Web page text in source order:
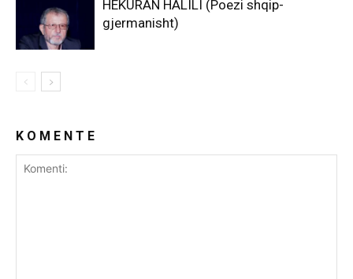
HEKURAN HALILI (Poezi shqip-
gjermanisht)
K O M E N T E